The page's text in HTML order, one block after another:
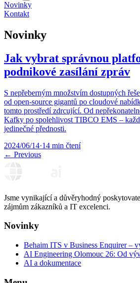
Novinky
Kontakt
Novinky
Jak vybrat správnou
podnikové zasílání zpráv
S nepřeberným množstvím dostupných
od open-source gigantů po cloudové
tomto prostředí zdrcující. Od
Kafky po spolehlivost TIBCO EMS –
jedinečné přednosti.
2024/06/14·14 min čtení
← Previous
Jsme vynikající a důvěryhodný
zájmům zákazníků a IT excelenci.
Novinky
Behaim ITS v Business Enquirer –
AI Engineering Olomouc 26: Od
AI a dokumentace